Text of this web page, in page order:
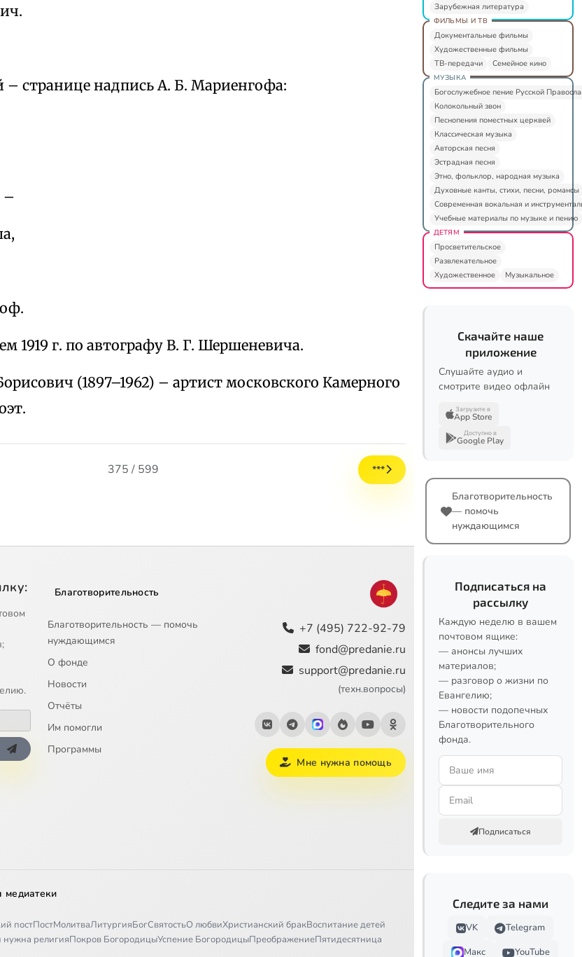
– странице надпись А. Б. Мариенгофа:
–
1919 г. по автографу В. Г. Шершеневича.
(1897–1962) – артист московского Камерного
375 / 599 ***
Благотворительность
Благотворительность — помочь
нуждающимся
О фонде
Новости
Отчёты
Им помогли
Программы
+7 (495) 722-92-79
fond@predanie.ru
support@predanie.ru
(техн.вопросы)
Мне нужна помощь
медиатеки
постПостМолитваЛитургияБогСвятостьО любвиХристианский бракВоспитание детей
нужна религияПокров БогородицыУспение БогородицыПреображениеПятидесятница
Зарубежная литература
ФИЛЬМЫ И ТВ
Документальные фильмы
Художественные фильмы
ТВ-передачи
Семейное кино
МУЗЫКА
Богослужебное пение Русской
Колокольный звон
Песнопения поместных церквей
Классическая музыка
Авторская песня
Эстрадная песня
Этно, фольклор, народная музыка
Духовные канты, стихи, песни, романсы
Современная вокальная и
Учебные материалы по музыке и пению
ДЕТЯМ
Просветительское
Развлекательное
Художественное
Музыкальное
Скачайте наше
приложение
Слушайте аудио и
смотрите видео офлайн
Загрузите в
App Store
Доступно в
Google Play
Благотворительность
— помочь
нуждающимся
Подписаться на
рассылку
Каждую неделю в вашем
почтовом ящике:
— анонсы лучших
материалов;
— разговор о жизни по
Евангелию;
— новости подопечных
Благотворительного
фонда.
Подписаться
Следите за нами
VK
Telegram
Макс
YouTube